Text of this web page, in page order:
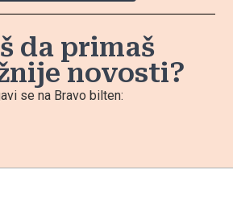
da primaš
novosti?
se na Bravo bilten: